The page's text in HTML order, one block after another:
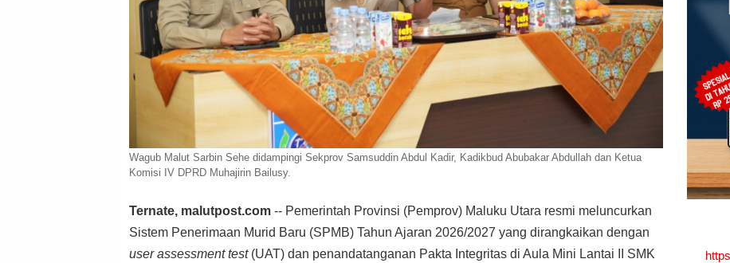
Wagub Malut Sarbin Sehe didampingi Sekprov Samsuddin Abdul Kadir, Kadikbud Abubakar Abdullah dan Ketua
Komisi IV DPRD Muhajirin Bailusy.
Ternate, malutpost.com -- Pemerintah Provinsi (Pemprov) Maluku Utara resmi meluncurkan
Sistem Penerimaan Murid Baru (SPMB) Tahun Ajaran 2026/2027 yang dirangkaikan dengan
user assessment test(UAT) dan penandatanganan Pakta Integritas di Aula Mini Lantai II SMK